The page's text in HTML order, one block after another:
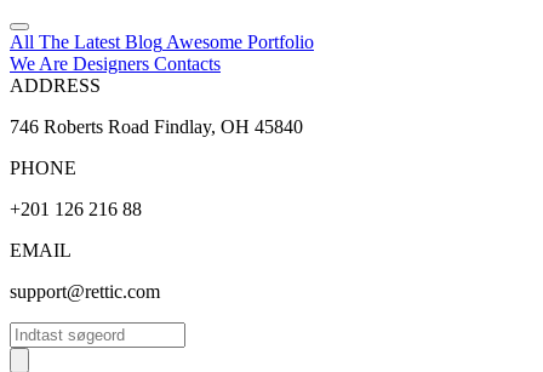
All The Latest Blog Awesome Portfolio
We Are Designers Contacts
ADDRESS
746 Roberts Road Findlay, OH 45840
PHONE
+201 126 216 88
EMAIL
support@rettic.com
Søg